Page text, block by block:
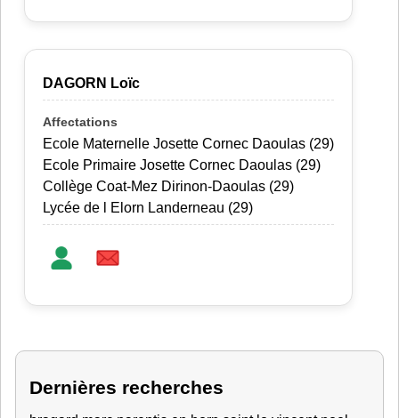
DAGORN Loïc
Ecole Maternelle Josette Cornec Daoulas (29)
Ecole Primaire Josette Cornec Daoulas (29)
Collège Coat-Mez Dirinon-Daoulas (29)
Lycée de l Elorn Landerneau (29)
Dernières recherches